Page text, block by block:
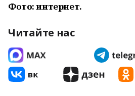
Фото: интернет.
Читайте нас